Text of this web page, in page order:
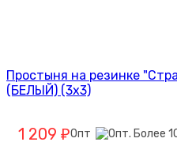
Простыня на резинке
(БЕЛЫЙ) (3х3)
1 209 ₽Опт